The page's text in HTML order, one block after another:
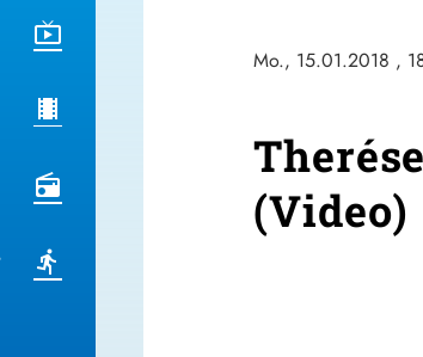
Mo., 15.01.2018 ,
(Video)